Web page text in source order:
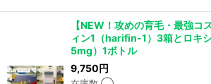
【NEW！攻めの育毛・最強コ
ィン1（harifin-1）3箱とロキ
5mg）1ボトル
9,750円